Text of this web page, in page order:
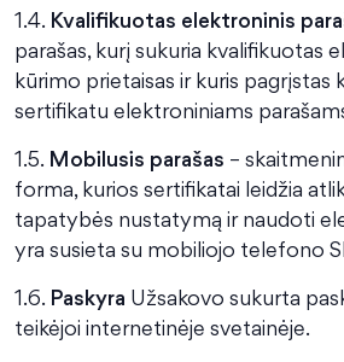
1.4. Kvalifikuotas elektroninis
parašas, kurį sukuria kvalifikuotas
kūrimo prietaisas ir kuris pagrįstas
sertifikatu elektroniniams
1.5. Mobilusis parašas –
forma, kurios sertifikatai leidžia
tapatybės nustatymą ir naudoti
yra susieta su mobiliojo telefono
1.6. Paskyra Užsakovo sukurta
teikėjoi internetinėje svetainėje.